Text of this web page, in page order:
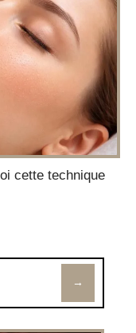
cette technique